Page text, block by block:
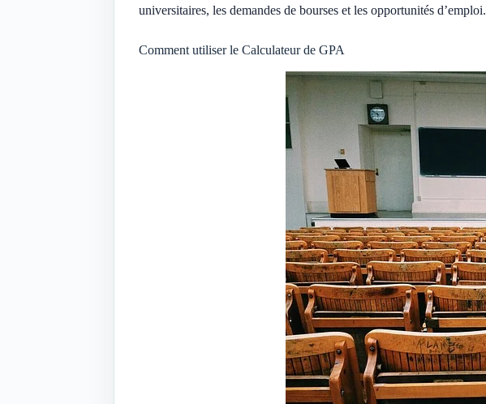
universitaires, les demandes de bourses et les opportunités d’emploi.
Comment utiliser le Calculateur de GPA